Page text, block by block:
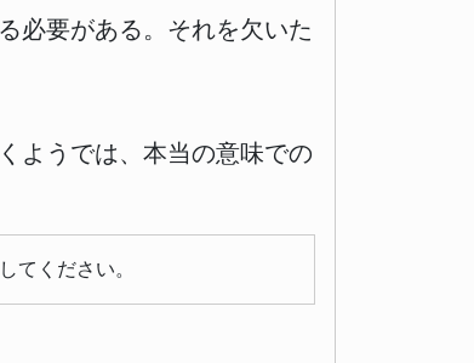
必要がある。それを欠いた
ようでは、本当の意味での
てください。